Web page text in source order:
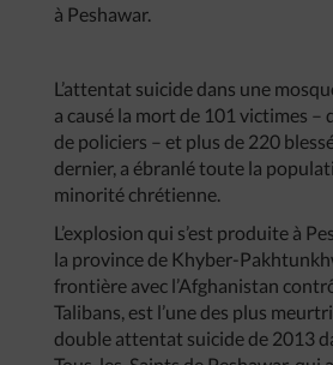
à Peshawar.
L’attentat suicide dans une
a causé la mort de 101 victimes
de policiers – et plus de 220
dernier, a ébranlé toute la
minorité chrétienne.
L’explosion qui s’est produite à
la province de Khyber-
frontière avec l’Afghanistan
Talibans, est l’une des plus
double attentat suicide de 2013